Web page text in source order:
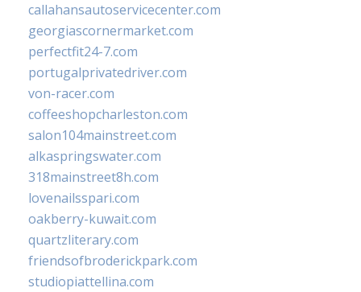
callahansautoservicecenter.com
georgiascornermarket.com
perfectfit24-7.com
portugalprivatedriver.com
von-racer.com
coffeeshopcharleston.com
salon104mainstreet.com
alkaspringswater.com
318mainstreet8h.com
lovenailsspari.com
oakberry-kuwait.com
quartzliterary.com
friendsofbroderickpark.com
studiopiattellina.com